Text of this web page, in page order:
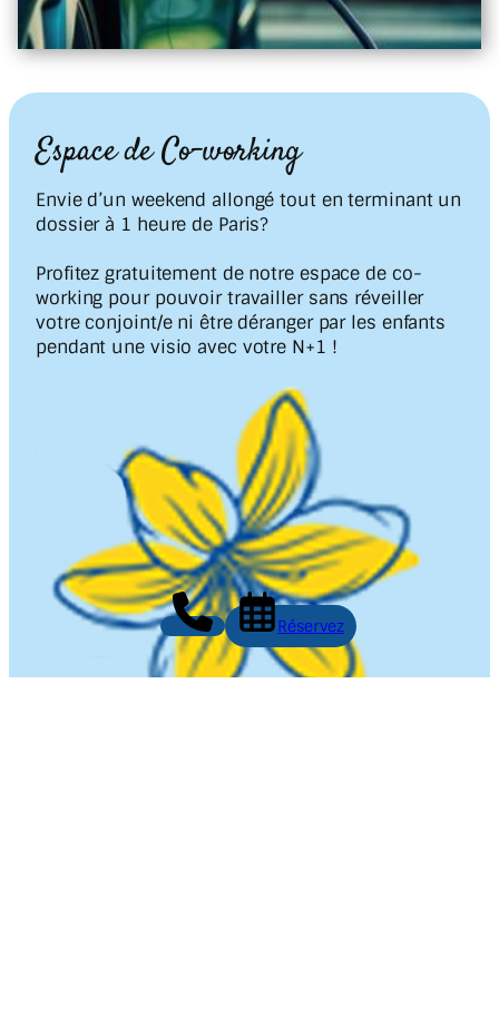
Espace de Co-working
Envie d’un weekend allongé tout en terminant un
dossier à 1 heure de Paris?
Profitez gratuitement de notre espace de co-
working pour pouvoir travailler sans réveiller
votre conjoint/e ni être déranger par les enfants
pendant une visio avec votre N+1 !
Réservez